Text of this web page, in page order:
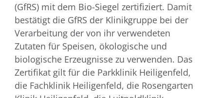
(GfRS) mit dem Bio-Siegel zertifiziert. Damit
bestätigt die GfRS der Klinikgruppe bei der
Verarbeitung der von ihr verwendeten
Zutaten für Speisen, ökologische und
biologische Erzeugnisse zu verwenden. Das
Zertifikat gilt für die Parkklinik Heiligenfeld,
die Fachklinik Heiligenfeld, die Rosengarten